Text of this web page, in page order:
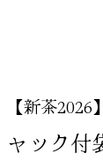
【新茶2026】
ャック付